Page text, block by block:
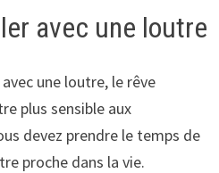
avec une loutre
une loutre, le rêve
plus sensible aux
devez prendre le temps de
proche dans la vie.